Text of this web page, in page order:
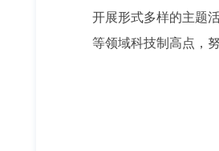
开展形式多样的主题
等领域科技制高点，